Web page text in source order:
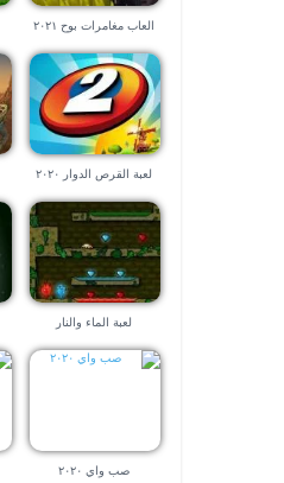
العاب مغامرات بوح ٢٠٢١
لعبة القرص الدوار ٢٠٢٠
لعبة الماء والنار
صب واي ٢٠٢٠